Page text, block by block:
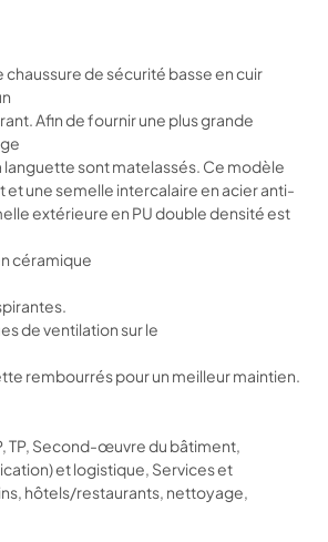
chaussure de sécurité basse en cuir
Afin de fournir une plus grande
languette sont matelassés. Ce modèle
et une semelle intercalaire en acier anti-
extérieure en PU double densité est
céramique
de ventilation sur le
rembourrés pour un meilleur maintien.
TP, Second-œuvre du bâtiment,
et logistique, Services et
hôtels/restaurants, nettoyage,